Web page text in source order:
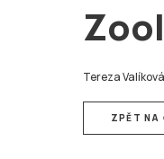
Tereza Valíková
ZPĚT NA